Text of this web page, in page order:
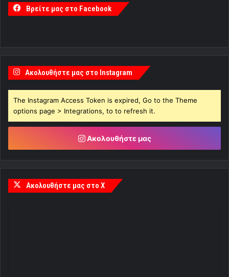
Βρείτε μας στο Facebook
Ακολουθήστε μας στο Instagram
The Instagram Access Token is expired, Go to the Theme
options page > Integrations, to to refresh it.
Ακολουθήστε μας
Ακολουθήστε μας στο X